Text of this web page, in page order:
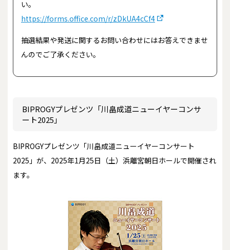
い。
https://forms.office.com/r/zDkUA4cCf4
抽選結果や発送に関するお問い合わせにはお答えできませ
んのでご了承ください。
BIPROGYプレゼンツ「川畠成道ニューイヤーコンサ
ート2025」
BIPROGYプレゼンツ「川畠成道ニューイヤーコンサート
2025」が、2025年1月25日（土）浜離宮朝日ホールで開催され
ます。